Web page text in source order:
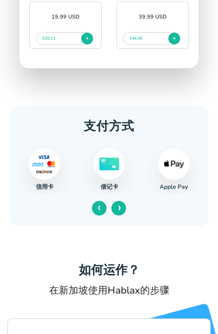
19.99 USD
$20.11
39.99 USD
$44.36
支付方式
信用卡 借记卡 Apple Pay
‹ ›
如何运作？
在新加坡使用Hablax的步骤